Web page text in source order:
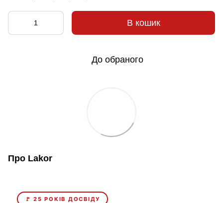
В кошик
До обраного
Про Lakor
🚩 25 РОКІВ ДОСВІДУ